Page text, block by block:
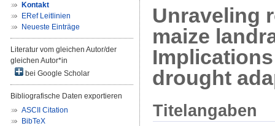
Kontakt
ERef Leitlinien
Neueste Einträge
Literatur vom gleichen Autor/der
gleichen Autor*in
bei Google Scholar
Bibliografische Daten exportieren
ASCII Citation
BibTeX
Unraveling
maize
drought
Titelangaben